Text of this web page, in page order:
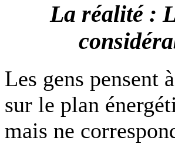
La réalité :
Les gens pensent
sur le plan
mais ne